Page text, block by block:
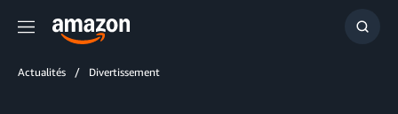
Menu
Actualités Divertissement